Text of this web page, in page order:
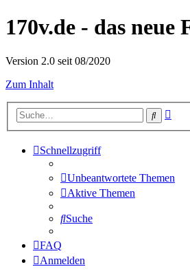
170v.de - das neue
Version 2.0 seit 08/2020
Zum Inhalt
Suche
Schnellzugriff
Unbeantwortete Themen
Aktive Themen
Suche
FAQ
Anmelden